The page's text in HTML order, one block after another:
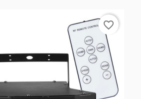
favorite_border